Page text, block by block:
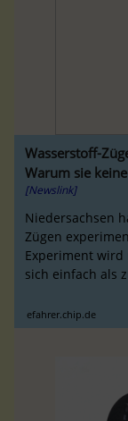
Wasserstoff-
Warum sie
[Newslink]
Niedersachsen
Zügen
Experiment wird
sich einfach als
efahrer.chip.de